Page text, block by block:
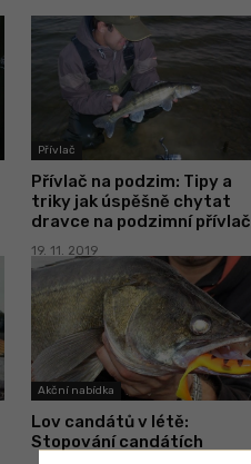
Přívlač
Přívlač na podzim: Tipy a
triky jak úspěšně chytat
dravce na podzimní přívlač
19. 11. 2019
Akční nabídka
Lov candátů v létě:
Stopování candátích